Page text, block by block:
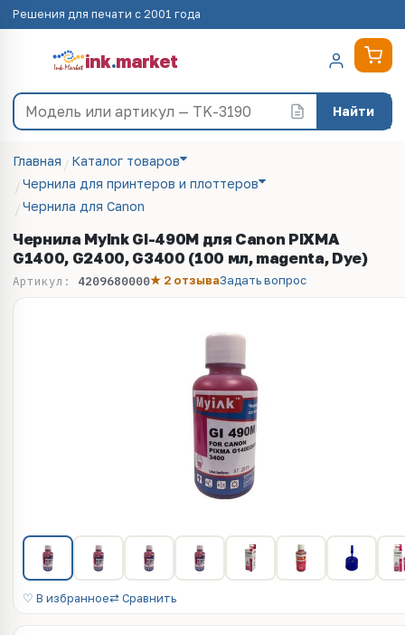
Решения для печати с 2001 года
ink.market
Найти
Главная
Каталог товаров
Чернила для принтеров и плоттеров
Чернила для Canon
Чернила MyInk GI-490M для Canon PIXMA
G1400, G2400, G3400 (100 мл, magenta, Dye)
Артикул: 4209680000★ 2 отзываЗадать вопрос
♡ В избранное⇄ Сравнить